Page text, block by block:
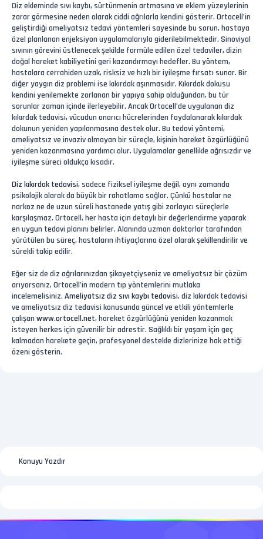
Diz ekleminde sıvı kaybı, sürtünmenin artmasına ve eklem yüzeylerinin
zarar görmesine neden olarak ciddi ağrılarla kendini gösterir. Ortocell’in
geliştirdiği ameliyatsız tedavi yöntemleri sayesinde bu sorun, hastaya
özel planlanan enjeksiyon uygulamalarıyla giderilebilmektedir. Sinoviyal
sıvının görevini üstlenecek şekilde formüle edilen özel tedaviler, dizin
doğal hareket kabiliyetini geri kazandırmayı hedefler. Bu yöntem,
hastalara cerrahiden uzak, risksiz ve hızlı bir iyileşme fırsatı sunar. Bir
diğer yaygın diz problemi ise kıkırdak aşınmasıdır. Kıkırdak dokusu
kendini yenilemekte zorlanan bir yapıya sahip olduğundan, bu tür
sorunlar zaman içinde ilerleyebilir. Ancak Ortocell’de uygulanan diz
kıkırdak tedavisi, vücudun onarıcı hücrelerinden faydalanarak kıkırdak
dokunun yeniden yapılanmasına destek olur. Bu tedavi yöntemi,
ameliyatsız ve invaziv olmayan bir süreçle, kişinin hareket özgürlüğünü
yeniden kazanmasına yardımcı olur. Uygulamalar genellikle ağrısızdır ve
iyileşme süreci oldukça kısadır.
Diz kıkırdak tedavisi, sadece fiziksel iyileşme değil, aynı zamanda
psikolojik olarak da büyük bir rahatlama sağlar. Çünkü hastalar ne
narkoz ne de uzun süreli hastanede yatış gibi zorlayıcı süreçlerle
karşılaşmaz. Ortocell, her hasta için detaylı bir değerlendirme yaparak
en uygun tedavi planını belirler. Alanında uzman doktorlar tarafından
yürütülen bu süreç, hastaların ihtiyaçlarına özel olarak şekillendirilir ve
sürekli takip edilir.
Eğer siz de diz ağrılarınızdan şikayetçiyseniz ve ameliyatsız bir çözüm
arıyorsanız, Ortocell’in modern tıp yöntemlerini mutlaka
incelemelisiniz. Ameliyatsız diz sıvı kaybı tedavisi, diz kıkırdak tedavisi
ve ameliyatsız diz tedavisi konusunda güncel ve etkili yöntemlerle
çalışan www.ortocell.net, hareket özgürlüğünü yeniden kazanmak
isteyen herkes için güvenilir bir adrestir. Sağlıklı bir yaşam için geç
kalmadan harekete geçin, profesyonel destekle dizlerinize hak ettiği
özeni gösterin.
Konuyu Yazdır